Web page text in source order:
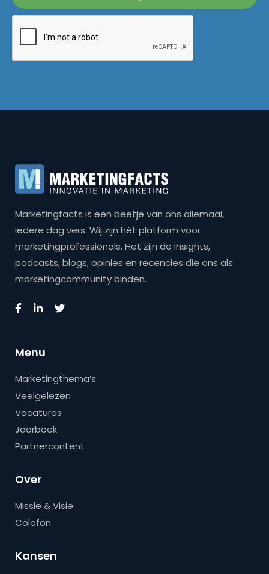
Marketingfacts is een beetje van ons allemaal,
iedere dag vers. Wij zijn hét platform voor
marketingprofessionals. Het zijn de insights,
podcasts, blogs, opinies en recencies die ons als
marketingcommunity binden.
Menu
Marketingthema’s
Veelgelezen
Vacatures
Jaarboek
Partnercontent
Over
Missie & Visie
Colofon
Kansen